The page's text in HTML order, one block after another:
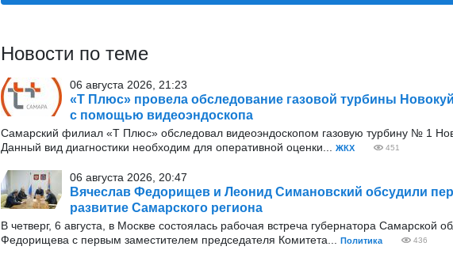
Новости по теме
06 августа 2026, 21:23
«Т Плюс» провела обследование газовой турбины
с помощью видеоэндоскопа
Самарский филиал «Т Плюс» обследовал видеоэндоскопом газовую турбину № 1
Данный вид диагностики необходим для оперативной оценки...
ЖКХ 451
06 августа 2026, 20:47
Вячеслав Федорищев и Леонид Симановский обсудили
развитие Самарского региона
В четверг, 6 августа, в Москве состоялась рабочая встреча губернатора Самарской
Федорищева с первым заместителем председателя Комитета...
Политика 436